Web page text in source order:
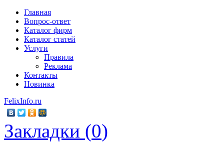
Главная
Вопрос-ответ
Каталог фирм
Каталог статей
Услуги
Правила
Реклама
Контакты
Новинка
FelixInfo.ru
Закладки (0)